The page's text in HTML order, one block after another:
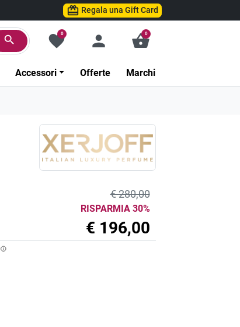
Regala una Gift Card
search favorite
0 person shopping_basket
0
Accessori Offerte Marchi
€ 280,00
RISPARMIA 30%
€ 196,00